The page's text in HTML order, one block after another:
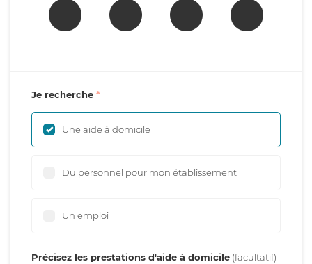
Je recherche
Une aide à domicile
Du personnel pour mon établissement
Un emploi
Précisez les prestations d'aide à domicile